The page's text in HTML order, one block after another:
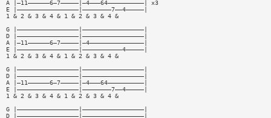
A |—11——————6—7—————|—4———64——————————| x3
E |—————————————————|————————7——4—————|
1 & 2 & 3 & 4 & 1 & 2 & 3 & 4 &
G |—————————————————|—————————————————|
D |—————————————————|—————————————————|
A |—11——————6—7—————|—4———————————————|
E |—————————————————|———————————4—————|
1 & 2 & 3 & 4 & 1 & 2 & 3 & 4 &
G |—————————————————|—————————————————|
D |—————————————————|—————————————————|
A |—11——————6—7—————|—4———64——————————|
E |—————————————————|————————7——4—————|
1 & 2 & 3 & 4 & 1 & 2 & 3 & 4 &
G |—————————————————|—————————————————|
D |—————————————————|—————————————————|